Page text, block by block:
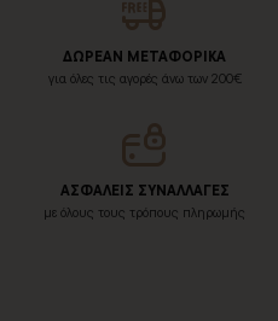
ΔΩΡΕΑΝ ΜΕΤΑΦΟΡΙΚΑ
για όλες τις αγορές άνω των 200€
ΑΣΦΑΛΕΙΣ ΣΥΝΑΛΛΑΓΕΣ
με όλους τους τρόπους πληρωμής